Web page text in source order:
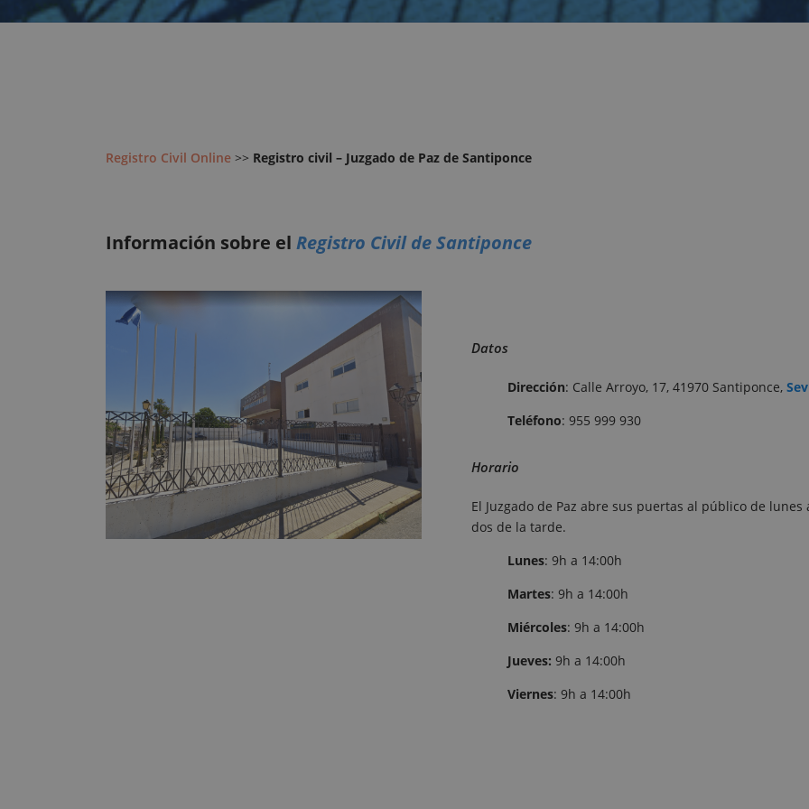
Registro Civil Online >> Registro civil – Juzgado de Paz de Santiponce
Información sobre el Registro Civil de Santiponce
Datos
Dirección: Calle Arroyo, 17, 41970 Santiponce,
Teléfono: 955 999 930
Horario
El Juzgado de Paz abre sus puertas al público de
dos de la tarde.
Lunes: 9h a 14:00h
Martes: 9h a 14:00h
Miércoles: 9h a 14:00h
Jueves: 9h a 14:00h
Viernes: 9h a 14:00h